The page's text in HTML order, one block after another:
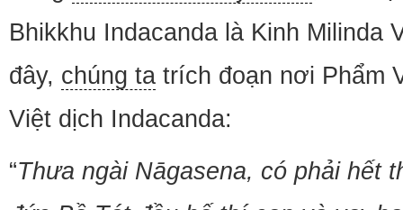
Bhikkhu Indacanda là Kinh Milinda
đây, chúng ta trích đoạn nơi Phẩm
Việt dịch Indacanda:
“Thưa ngài Nāgasena, có phải hết